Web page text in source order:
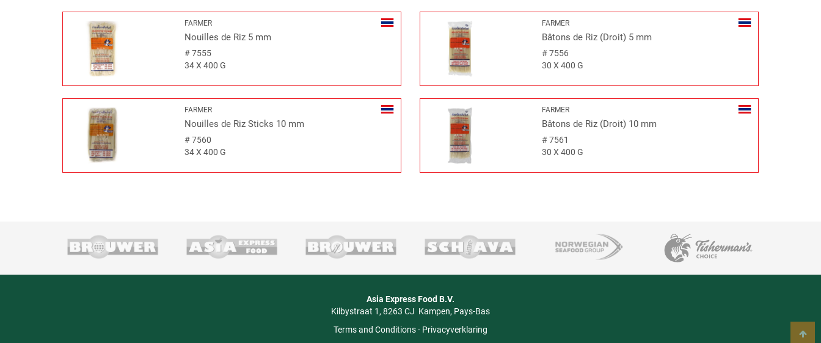
FARMER
Nouilles de Riz 5 mm
#7555
34 X 400 G
FARMER
Bâtons de Riz (Droit) 5 mm
#7556
30 X 400 G
FARMER
Nouilles de Riz Sticks 10 mm
#7560
34 X 400 G
FARMER
Bâtons de Riz (Droit) 10 mm
#7561
30 X 400 G
Asia Express Food B.V.
Kilbystraat 1 8263 CJ Kampen Pays-Bas
Terms and Conditions- Privacyverklaring